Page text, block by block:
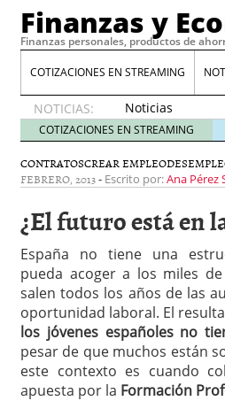
Finanzas y
Finanzas personales, productos de
COTIZACIONES EN STREAMING
NOTICIAS:
Noticias
de XRP
por qué
las
alertas
whales
suelen
llegar
tarde 16
de abril
de 2026
Comparativa
acelera la
Meses sin
compras 24 de
Planificar tu
COTIZACIONES EN STREAMING
CONTRATOSCREAR EMPLEO
FEBRERO, 2013- Escrito por:Ana Pérez
¿El futuro está en
España no tiene una
pueda acoger a los miles
salen todos los años de las
oportunidad laboral. El
los jóvenes españoles no
pesar de que muchos están
este contexto es cuando
apuesta por la Formación